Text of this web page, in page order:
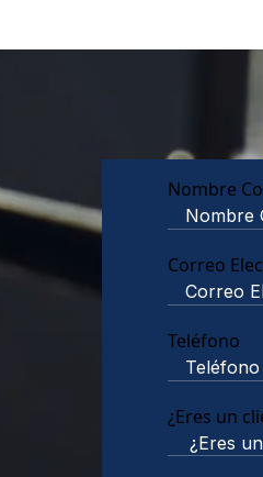
Nombre
Correo
Teléfono
¿Eres un